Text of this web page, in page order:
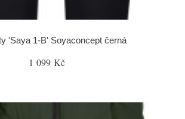
'Saya 1-B' Soyaconcept černá
1 099 Kč